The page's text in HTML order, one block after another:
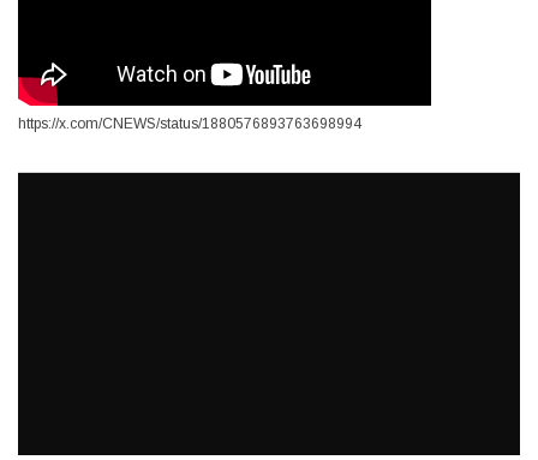
https://x.com/CNEWS/status/1880576893763698994